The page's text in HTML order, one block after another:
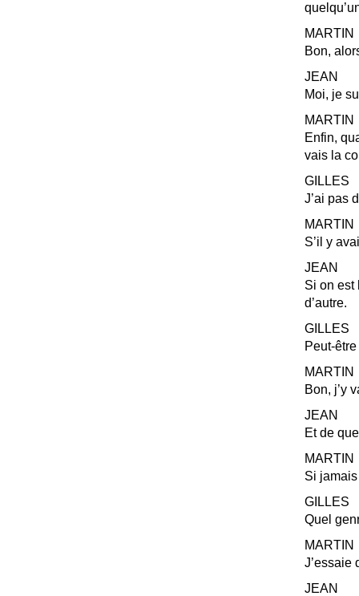
MARTIN
Bon,
JEAN
Moi, je
MARTIN
Enfin,
vais la
GILLES
J’ai pas
MARTIN
S’il y
JEAN
Si on est
d’autre.
GILLES
Peut-
MARTIN
Bon, j’y
JEAN
Et de
MARTIN
Si jamais
GILLES
Quel
MARTIN
J’essaie
JEAN